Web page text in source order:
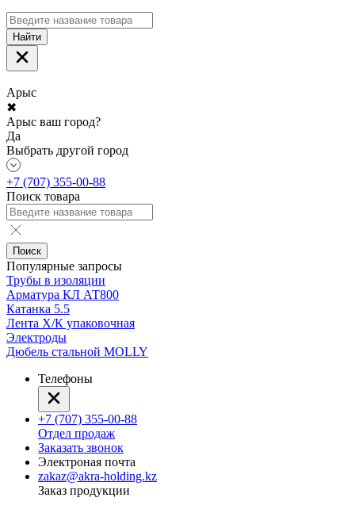
Найти
Арыс
✖
Арыс ваш город?
Да
Выбрать другой город
+7 (707) 355-00-88
Поиск товара
Поиск
Популярные запросы
Трубы в изоляции
Арматура КЛ АТ800
Катанка 5.5
Лента Х/К упаковочная
Электроды
Дюбель стальной MOLLY
Телефоны
+7 (707) 355-00-88
Отдел продаж
Заказать звонок
Электроная почта
zakaz@akra-holding.kz
Заказ продукции